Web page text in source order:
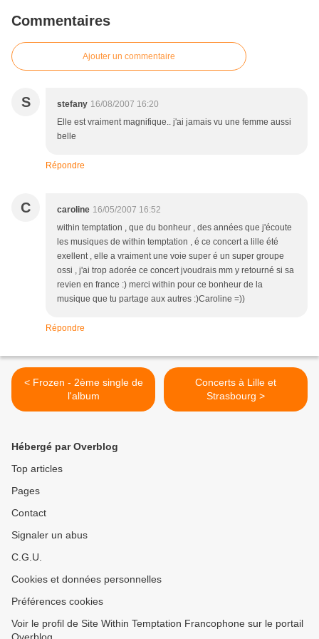
Commentaires
Ajouter un commentaire
S stefany 16/08/2007 16:20
Elle est vraiment magnifique.. j'ai jamais vu une femme aussi
belle
Répondre
C caroline 16/05/2007 16:52
within temptation , que du bonheur , des années que j'écoute
les musiques de within temptation , é ce concert a lille été
exellent , elle a vraiment une voie super é un super groupe
ossi , j'ai trop adorée ce concert jvoudrais mm y retourné si sa
revien en france :) merci within pour ce bonheur de la
musique que tu partage aux autres :)Caroline =))
Répondre
< Frozen - 2ème single de
l'album
Concerts à Lille et
Strasbourg >
Hébergé par Overblog
Top articles
Pages
Contact
Signaler un abus
C.G.U.
Cookies et données personnelles
Préférences cookies
Voir le profil de Site Within Temptation Francophone sur le portail